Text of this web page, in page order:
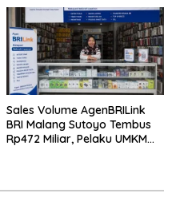
Sales Volume AgenBRILink
BRI Malang Sutoyo Tembus
Rp472 Miliar, Pelaku UMKM